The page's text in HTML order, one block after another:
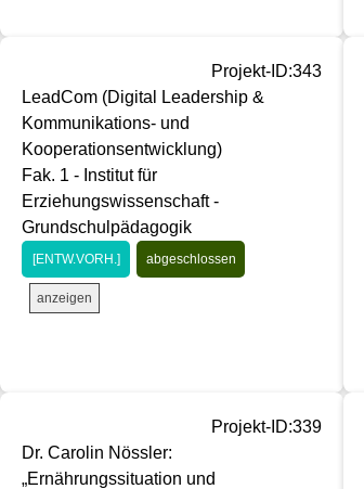
Projekt-ID:343
LeadCom (Digital Leadership &
Kommunikations- und
Kooperationsentwicklung)
Fak. 1 - Institut für
Erziehungswissenschaft -
Grundschulpädagogik
[ENTW.VORH.] abgeschlossen
anzeigen
Projekt-ID:339
Dr. Carolin Nössler:
„Ernährungssituation und